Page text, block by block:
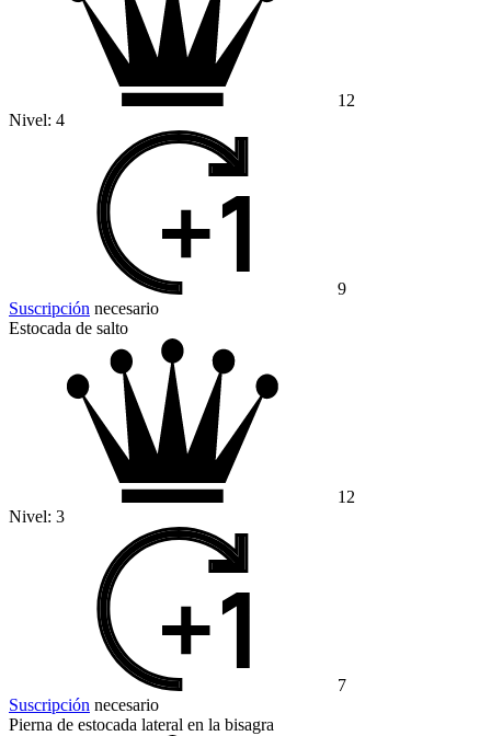
12
Nivel: 4
9
Suscripción necesario
Estocada de salto
12
Nivel: 3
7
Suscripción necesario
Pierna de estocada lateral en la bisagra